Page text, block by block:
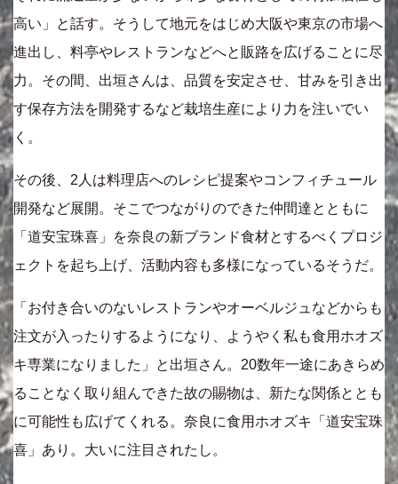
高い」と話す。そうして地元をはじめ大阪や東京の市場へ
進出し、料亭やレストランなどへと販路を広げることに尽
力。その間、出垣さんは、品質を安定させ、甘みを引き出
す保存方法を開発するなど栽培生産により力を注いでい
く。
その後、2人は料理店へのレシピ提案やコンフィチュール
開発など展開。そこでつながりのできた仲間達とともに
「道安宝珠喜」を奈良の新ブランド食材とするべくプロジ
ェクトを起ち上げ、活動内容も多様になっているそうだ。
「お付き合いのないレストランやオーベルジュなどからも
注文が入ったりするようになり、ようやく私も食用ホオズ
キ専業になりました」と出垣さん。20数年一途にあきらめ
ることなく取り組んできた故の賜物は、新たな関係ととも
に可能性も広げてくれる。奈良に食用ホオズキ「道安宝珠
喜」あり。大いに注目されたし。